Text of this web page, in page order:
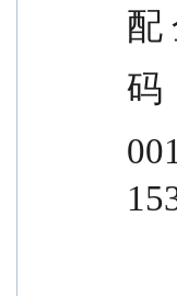
配
码